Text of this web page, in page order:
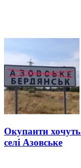
Окупанти
селі Азовське